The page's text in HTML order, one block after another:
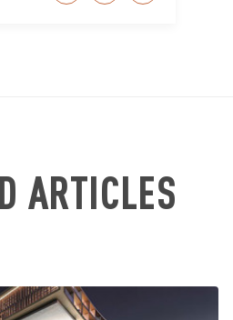
ARTICLES